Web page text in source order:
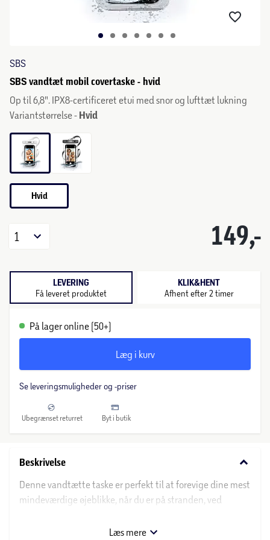
SBS
SBS vandtæt mobil covertaske - hvid
Op til 6,8". IPX8-certificeret etui med snor og lufttæt lukning
Variantstørrelse - Hvid
Hvid
149,-
1
LEVERING
Få leveret produktet
KLIK&HENT
Afhent efter 2 timer
På lager online (50+)
Læg i kurv
Se leveringsmuligheder og -priser
Ubegrænset returret Byt i butik
Beskrivelse keyboard_arrow_down
Denne vandtætte taske er perfekt til at forevige dine mest
mindeværdige øjeblikke, når du er på stranden, ved
Bær den overalt takket være den praktiske snor med klips,
Læs mere